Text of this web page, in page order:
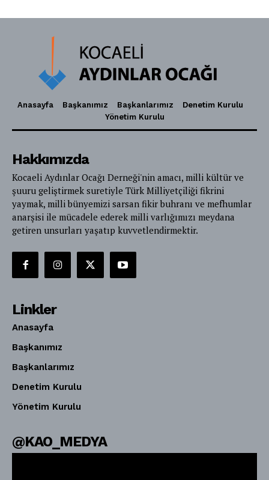
Anasayfa Başkanımız Başkanlarımız
Denetim Kurulu
Yönetim Kurulu
Hakkımızda
Kocaeli Aydınlar Ocağı Derneği'nin amacı, milli kültür ve
şuuru geliştirmek suretiyle Türk Milliyetçiliği fikrini
yaymak, milli bünyemizi sarsan fikir buhranı ve mefhumlar
anarşisi ile mücadele ederek milli varlığımızı meydana
getiren unsurları yaşatıp kuvvetlendirmektir.
Linkler
Anasayfa
Başkanımız
Başkanlarımız
Denetim Kurulu
Yönetim Kurulu
@KAO_MEDYA